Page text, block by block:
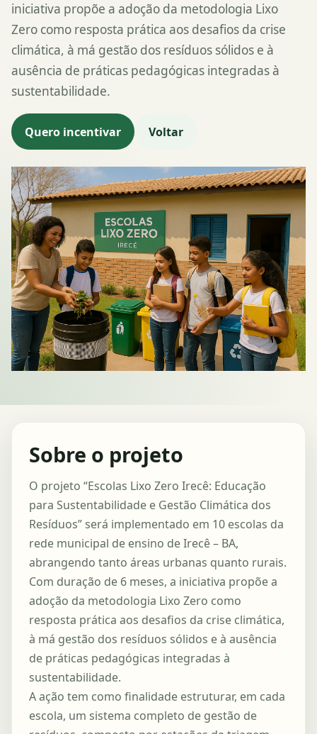
iniciativa propõe a adoção da metodologia Lixo
Zero como resposta prática aos desafios da crise
climática, à má gestão dos resíduos sólidos e à
ausência de práticas pedagógicas integradas à
sustentabilidade.
Quero incentivar Voltar
Sobre o projeto
O projeto “Escolas Lixo Zero Irecê: Educação
para Sustentabilidade e Gestão Climática dos
Resíduos” será implementado em 10 escolas da
rede municipal de ensino de Irecê – BA,
abrangendo tanto áreas urbanas quanto rurais.
Com duração de 6 meses, a iniciativa propõe a
adoção da metodologia Lixo Zero como
resposta prática aos desafios da crise climática,
à má gestão dos resíduos sólidos e à ausência
de práticas pedagógicas integradas à
sustentabilidade.
A ação tem como finalidade estruturar, em cada
escola, um sistema completo de gestão de